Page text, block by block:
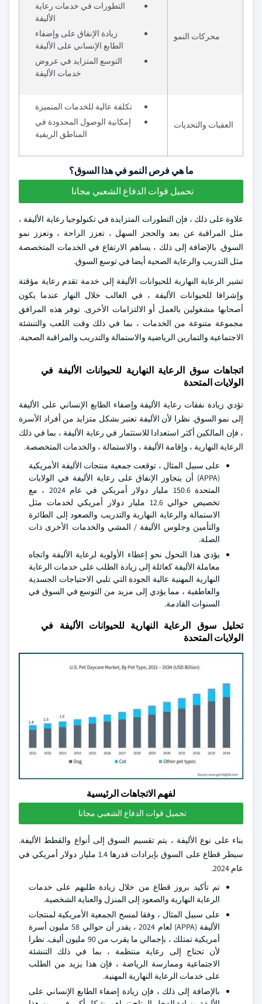
محركات النمو
التطورات في خدمات رعاية
الأليفة
زيادة الإنفاق على وإضفاء
الطابع الإنساني على الأليفة
التوسع المتزايد في عروض
خدمات الأليفة
العقبات والتحديات
تكلفة عالية للخدمات المتميزة
إمكانية الوصول المحدودة في
المناطق الريفية
ما هي فرص النمو في هذا السوق؟
تحميل قوات الدفاع الشعبي مجانا
علاوة على ذلك ، فإن التطورات المتزايدة في تكنولوجيا رعاية الأليفة ،
مثل المراقبة عن بعد والحجز السهل ، تعزز الراحة ، وتعزز نمو
السوق. بالإضافة إلى ذلك ، يساهم الارتفاع في الخدمات المتخصصة
مثل التدريب والرعاية الصحية أيضا في توسع السوق.
تشير الرعاية النهارية للحيوانات الأليفة إلى خدمة تقدم رعاية مؤقتة
وإشرافا للحيوانات الأليفة ، في الغالب خلال النهار عندما يكون
أصحابها مشغولين بالعمل أو الالتزامات الأخرى. توفر هذه المرافق
مجموعة متنوعة من الخدمات ، بما في ذلك وقت اللعب والتنشئة
الاجتماعية والتمارين الرياضية والاستمالة والتدريب والمراقبة الصحية.
اتجاهات سوق الرعاية النهارية للحيوانات الأليفة في
الولايات المتحدة
تؤدي زيادة نفقات رعاية الأليفة وإضفاء الطابع الإنساني على الأليفة
إلى نمو السوق. نظرا لأن الأليفة تعتبر بشكل متزايد من أفراد الأسرة
، فإن المالكين أكثر استعدادا للاستثمار في رعاية الأليفة ، بما في ذلك
الرعاية النهارية ، وإقامة الأليفة ، والاستمالة ، والخدمات المتخصصة.
على سبيل المثال ، توقعت جمعية منتجات الأليفة الأمريكية
(APPA) أن يتجاوز الإنفاق على رعاية الأليفة في الولايات
المتحدة 150.6 مليار دولار أمريكي في عام 2024 ، مع
تخصيص حوالي 12.6 مليار دولار أمريكي لخدمات مثل
الاستمالة والرعاية النهارية والتدريب والصعود إلى الطائرة
والتأمين وجلوس الأليفة / المشي والخدمات الأخرى ذات
الصلة.
يؤدي هذا التحول نحو إعطاء الأولوية لرعاية الأليفة واتجاه
معاملة الأليفة كعائلة إلى زيادة الطلب على خدمات الرعاية
النهارية المهنية عالية الجودة التي تلبي الاحتياجات الجسدية
والعاطفية ، مما يؤدي إلى مزيد من التوسع في السوق في
السنوات القادمة.
تحليل سوق الرعاية النهارية للحيوانات الأليفة في
الولايات المتحدة
لفهم الاتجاهات الرئيسية
تحميل قوات الدفاع الشعبي مجانا
بناء على نوع الأليفة ، يتم تقسيم السوق إلى أنواع والقطط الأليفة.
سيطر قطاع على السوق بإيرادات قدرها 1.4 مليار دولار أمريكي في
عام 2024.
تم تأكيد بروز قطاع من خلال زيادة طلبهم على خدمات
الرعاية النهارية والصعود إلى المنزل والعناية الشخصية.
على سبيل المثال ، وفقا لمسح الجمعية الأمريكية لمنتجات
الأليفة (APPA) لعام 2024 ، يقدر أن حوالي 58 مليون أسرة
أمريكية تمتلك ، بإجمالي ما يقرب من 90 مليون أليف. نظرا
لأن تحتاج إلى رعاية منتظمة ، بما في ذلك التنشئة
الاجتماعية وممارسة الرياضة ، فإن هذا يزيد من الطلب
على خدمات الرعاية النهارية المهنية.
بالإضافة إلى ذلك ، فإن زيادة إضفاء الطابع الإنساني على